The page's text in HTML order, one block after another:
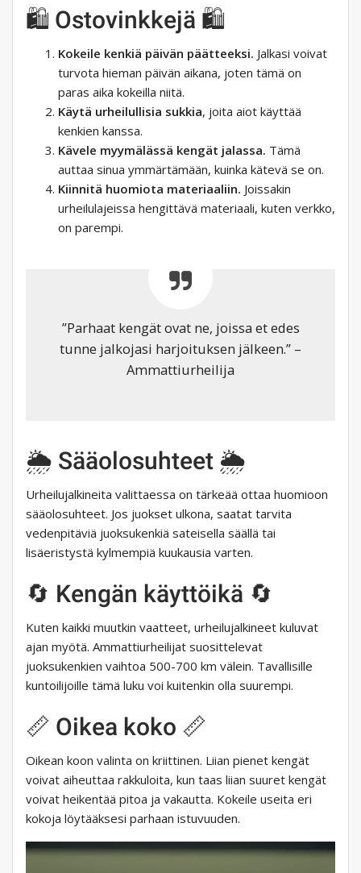
🛍️ Ostovinkkejä 🛍️
Kokeile kenkiä päivän päätteeksi. Jalkasi voivat
turvota hieman päivän aikana, joten tämä on
paras aika kokeilla niitä.
Käytä urheilullisia sukkia, joita aiot käyttää
kenkien kanssa.
Kävele myymälässä kengät jalassa. Tämä
auttaa sinua ymmärtämään, kuinka kätevä se on.
Kiinnitä huomiota materiaaliin. Joissakin
urheilulajeissa hengittävä materiaali, kuten verkko,
on parempi.
”Parhaat kengät ovat ne, joissa et edes
tunne jalkojasi harjoituksen jälkeen.” –
Ammattiurheilija
🌦️ Sääolosuhteet 🌦️
Urheilujalkineita valittaessa on tärkeää ottaa huomioon
sääolosuhteet. Jos juokset ulkona, saatat tarvita
vedenpitäviä juoksukenkiä sateisella säällä tai
lisäeristystä kylmempiä kuukausia varten.
🔄 Kengän käyttöikä 🔄
Kuten kaikki muutkin vaatteet, urheilujalkineet kuluvat
ajan myötä. Ammattiurheilijat suosittelevat
juoksukenkien vaihtoa 500-700 km välein. Tavallisille
kuntoilijoille tämä luku voi kuitenkin olla suurempi.
📏 Oikea koko 📏
Oikean koon valinta on kriittinen. Liian pienet kengät
voivat aiheuttaa rakkuloita, kun taas liian suuret kengät
voivat heikentää pitoa ja vakautta. Kokeile useita eri
kokoja löytääksesi parhaan istuvuuden.